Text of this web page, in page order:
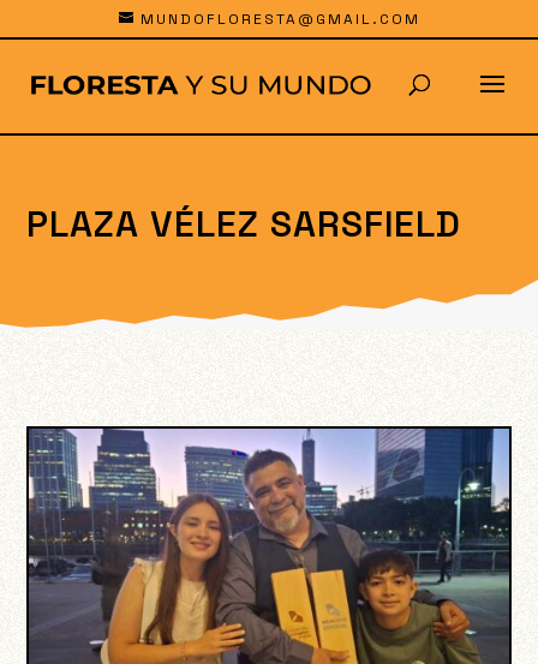
MUNDOFLORESTA@GMAIL.COM
PLAZA VÉLEZ SARSFIELD